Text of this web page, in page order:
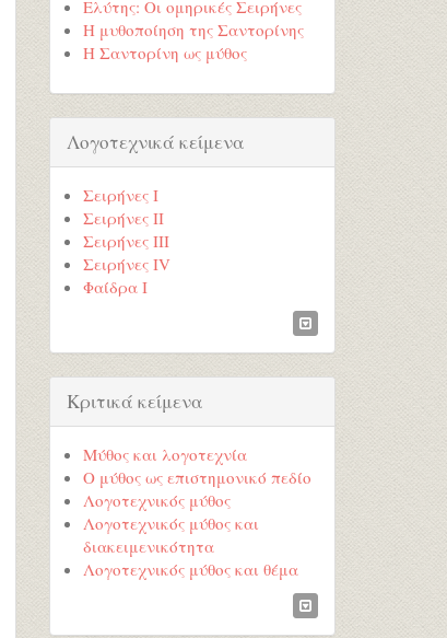
Ελύτης: Οι ομηρικές Σειρήνες
Η μυθοποίηση της Σαντορίνης
Η Σαντορίνη ως μύθος
Λογοτεχνικά κείμενα
Σειρήνες Ι
Σειρήνες ΙΙ
Σειρήνες ΙΙΙ
Σειρήνες ΙV
Φαίδρα Ι
Κριτικά κείμενα
Μύθος και λογοτεχνία
Ο μύθος ως επιστημονικό πεδίο
Λογοτεχνικός μύθος
Λογοτεχνικός μύθος και
διακειμενικότητα
Λογοτεχνικός μύθος και θέμα